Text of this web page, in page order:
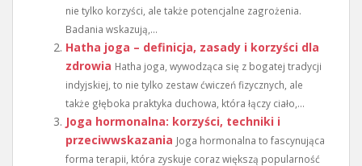
nie tylko korzyści, ale także potencjalne zagrożenia.
Badania wskazują,...
Hatha joga – definicja, zasady i korzyści dla
zdrowia Hatha joga, wywodząca się z bogatej tradycji
indyjskiej, to nie tylko zestaw ćwiczeń fizycznych, ale
także głęboka praktyka duchowa, która łączy ciało,...
Joga hormonalna: korzyści, techniki i
przeciwwskazania Joga hormonalna to fascynująca
forma terapii, która zyskuje coraz większą popularność